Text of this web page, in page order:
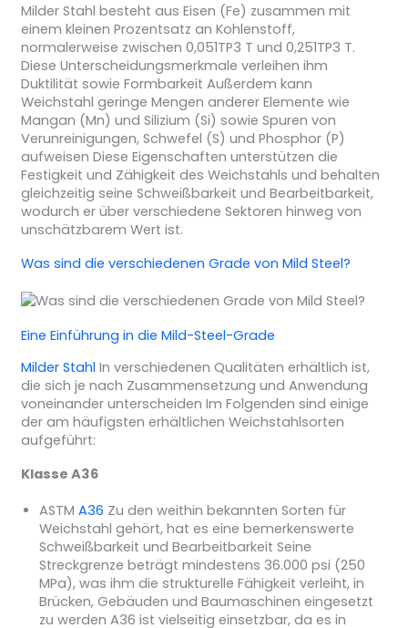
Milder Stahl besteht aus Eisen (Fe) zusammen mit
einem kleinen Prozentsatz an Kohlenstoff,
normalerweise zwischen 0,051TP3 T und 0,251TP3 T.
Diese Unterscheidungsmerkmale verleihen ihm
Duktilität sowie Formbarkeit Außerdem kann
Weichstahl geringe Mengen anderer Elemente wie
Mangan (Mn) und Silizium (Si) sowie Spuren von
Verunreinigungen, Schwefel (S) und Phosphor (P)
aufweisen Diese Eigenschaften unterstützen die
Festigkeit und Zähigkeit des Weichstahls und behalten
gleichzeitig seine Schweißbarkeit und Bearbeitbarkeit,
wodurch er über verschiedene Sektoren hinweg von
unschätzbarem Wert ist.
Was sind die verschiedenen Grade von Mild Steel?
Eine Einführung in die Mild-Steel-Grade
Milder Stahl In verschiedenen Qualitäten erhältlich ist,
die sich je nach Zusammensetzung und Anwendung
voneinander unterscheiden Im Folgenden sind einige
der am häufigsten erhältlichen Weichstahlsorten
aufgeführt:
Klasse A36
ASTM A36 Zu den weithin bekannten Sorten für
Weichstahl gehört, hat es eine bemerkenswerte
Schweißbarkeit und Bearbeitbarkeit Seine
Streckgrenze beträgt mindestens 36.000 psi (250
MPa), was ihm die strukturelle Fähigkeit verleiht, in
Brücken, Gebäuden und Baumaschinen eingesetzt
zu werden A36 ist vielseitig einsetzbar, da es in